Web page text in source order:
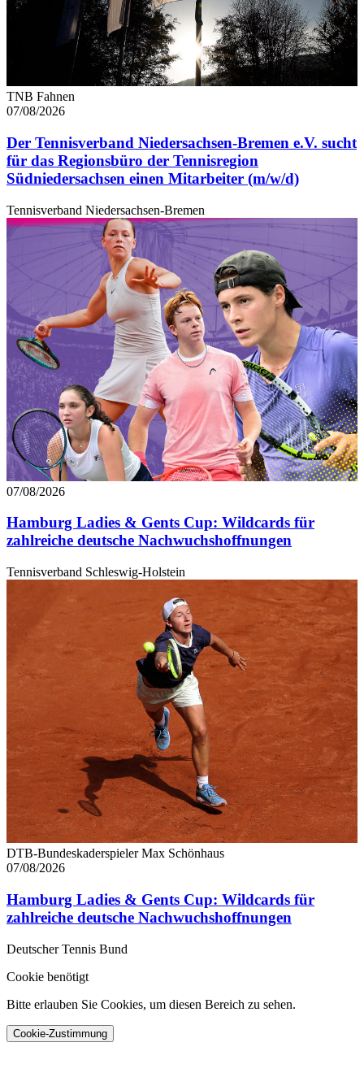
TNB Fahnen
07/08/2026
Der Tennisverband Niedersachsen-Bremen e.V. sucht
für das Regionsbüro der Tennisregion
Südniedersachsen einen Mitarbeiter (m/w/d)
Tennisverband Niedersachsen-Bremen
07/08/2026
Hamburg Ladies & Gents Cup: Wildcards für
zahlreiche deutsche Nachwuchshoffnungen
Tennisverband Schleswig-Holstein
DTB-Bundeskaderspieler Max Schönhaus
07/08/2026
Hamburg Ladies & Gents Cup: Wildcards für
zahlreiche deutsche Nachwuchshoffnungen
Deutscher Tennis Bund
Cookie benötigt
Bitte erlauben Sie Cookies, um diesen Bereich zu sehen.
Cookie-Zustimmung